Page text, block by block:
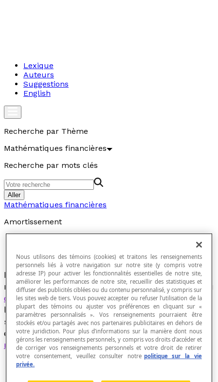
Lexique
Auteurs
Suggestions
English
Recherche par Thème
Mathématiques financières
Recherche par mots clés
Aller
Mathématiques financières
Amortissement
Dans le domaine des opérations financières, ce
mot désigne les modalités de remboursement du
capitald'unempruntsans prendre en compte
les charges d'intérêt. Ces remboursements
s'effectuent habituellement par versements
égaux appelésannuités(versements annuels) ou
mensualités(versements à chaque mois).
Nous utilisons des témoins (cookies) et traitons les renseignements
personnels liés à votre navigation sur notre site (y compris votre
adresse IP) pour activer les fonctionnalités essentielles de notre site,
améliorer les performances de notre site, recueillir des statistiques et
diffuser des publicités ciblées ou du contenu personnalisé, y compris sur
les sites web de tiers. Vous pouvez accepter ou refuser l’utilisation de la
plupart des témoins ou ajuster vos préférences en cliquant sur «
paramètres personnalisés ». Vos renseignements pourraient être
stockés et/ou partagés avec nos partenaires publicitaires en dehors de
votre juridiction. Pour plus d’informations sur la manière dont nous
gérons les renseignements personnels, y compris vos droits d’accéder et
de corriger vos renseignements personnels et votre droit de retirer
votre consentement, veuillez consulter notre politique sur la vie
privée.